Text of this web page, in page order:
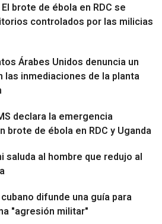
brote de ébola en RDC se
controlados por las milicias
Árabes Unidos denuncia un
las inmediaciones de la planta
declara la emergencia
brote de ébola en RDC y Uganda
saluda al hombre que redujo al
difunde una guía para
"agresión militar"